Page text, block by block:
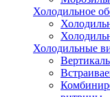
Холодильное
Холодильные